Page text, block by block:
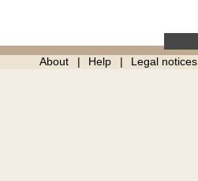
About Help Legal notices